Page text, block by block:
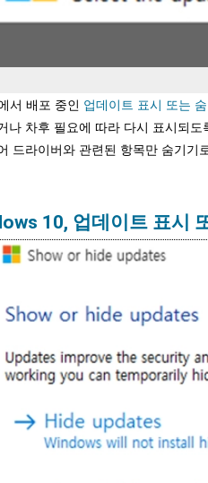
서 배포 중인 업데이트 표시 또는
나 차후 필요에 따라 다시 표시되
드라이버와 관련된 항목만 숨기기
10, 업데이트 표시